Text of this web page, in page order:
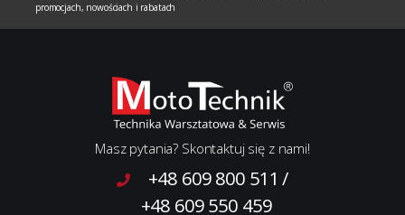
promocjach, nowościach i rabatach
Masz pytania? Skontaktuj się z nami!
+48 609 800 511 /
+48 609 550 459